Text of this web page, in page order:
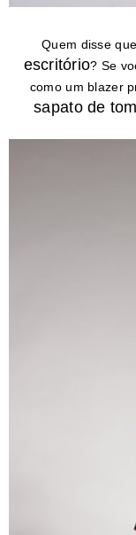
Quem disse
escritório? Se
como um blazer
sapato de